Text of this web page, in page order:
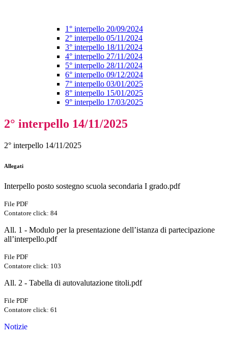
1° interpello 20/09/2024
2° interpello 05/11/2024
3° interpello 18/11/2024
4° interpello 27/11/2024
5° interpello 28/11/2024
6° interpello 09/12/2024
7° interpello 03/01/2025
8° interpello 15/01/2025
9° interpello 17/03/2025
2° interpello 14/11/2025
2° interpello 14/11/2025
Allegati
Interpello posto sostegno scuola secondaria I grado.pdf
File PDF
Contatore click: 84
All. 1 - Modulo per la presentazione dell’istanza di partecipazione
all’interpello.pdf
File PDF
Contatore click: 103
All. 2 - Tabella di autovalutazione titoli.pdf
File PDF
Contatore click: 61
Notizie